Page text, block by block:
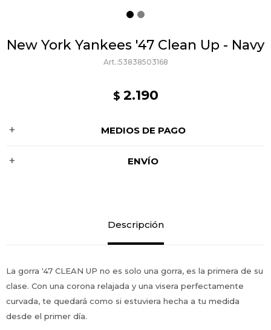
New York Yankees '47 Clean Up - Navy
53838503168
$ 2.190
MEDIOS DE PAGO
ENVÍO
Descripción
La gorra '47 CLEAN UP no es solo una gorra, es la primera de su
clase. Con una corona relajada y una visera perfectamente
curvada, te quedará como si estuviera hecha a tu medida
desde el primer día.